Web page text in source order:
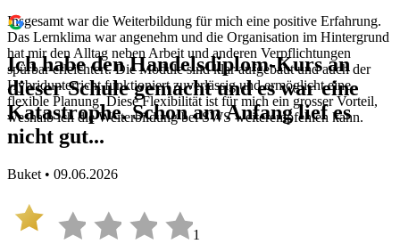
Insgesamt war die Weiterbildung für mich eine positive Erfahrung.
Das Lernklima war angenehm und die Organisation im Hintergrund
hat mir den Alltag neben Arbeit und anderen Verpflichtungen
spürbar erleichtert. Die Module sind klar aufgebaut und auch der
Hybridunterricht funktioniert zuverlässig und ermöglicht eine
flexible Planung. Diese Flexibilität ist für mich ein grosser Vorteil,
weshalb ich die Weiterbildung bei SWS weiterempfehlen kann.
Ich habe den Handelsdiplom-Kurs an
dieser Schule gemacht und es war eine
Katastrophe. Schon am Anfang lief es
nicht gut...
Buket • 09.06.2026
1